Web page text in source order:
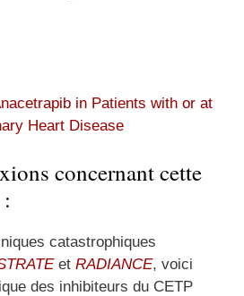
in Patients with or at
Heart Disease
concernant cette
catastrophiques
et RADIANCE, voici
des inhibiteurs du CETP